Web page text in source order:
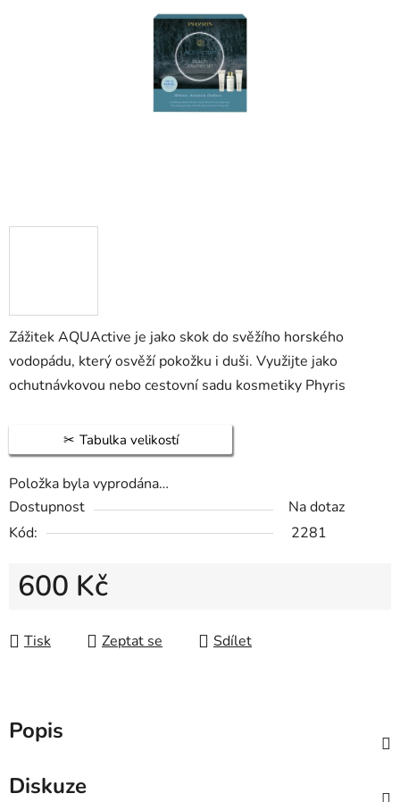
Zážitek AQUActive je jako skok do svěžího horského
vodopádu, který osvěží pokožku i duši. Využijte jako
ochutnávkovou nebo cestovní sadu kosmetiky Phyris
Tabulka velikostí
Položka byla vyprodána…
Dostupnost
Na dotaz
Kód:
2281
600 Kč
Tisk
Zeptat se Sdílet
Popis
Diskuze